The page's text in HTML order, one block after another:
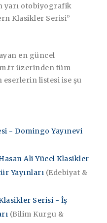
yarı otobiyografik
Klasikler Serisi”
en güncel
üzerinden tüm
eserlerin listesi ise şu
- Domingo Yayınevi
Ali Yücel Klasikler
Yayınları (Edebiyat &
Serisi - İş
(Bilim Kurgu &